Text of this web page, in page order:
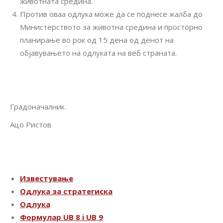
Против оваа одлука може да се поднесе жалба до
Министерството за животна средина и просторно
планирање во рок од 15 дена од денот на
објавувањето на одлуката на веб страната.
Градоначалник
Ацо Ристов
Известување
Одлука за стратегиска
Одлука
Формулар UB 8 i UB 9